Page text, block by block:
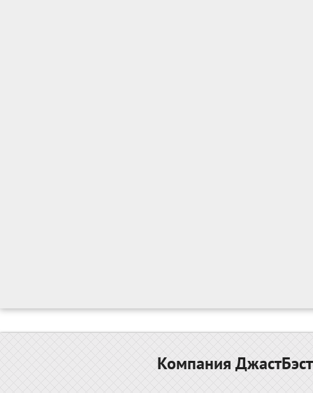
Компания